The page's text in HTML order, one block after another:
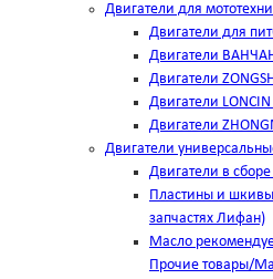
Двигатели для
Двигатели для
Двигатели
Двигатели
Двигатели
Двигатели
Двигатели
Двигатели в сборе
Пластины и
запчастях Лифан)
Масло
Прочие товары/